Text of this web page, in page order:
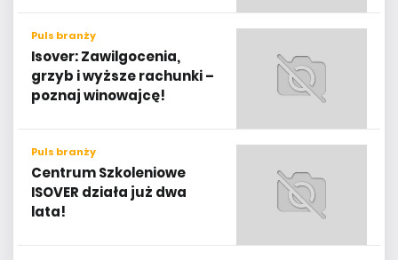
Puls branży
Isover: Zawilgocenia,
grzyb i wyższe rachunki –
poznaj winowajcę!
Puls branży
Centrum Szkoleniowe
ISOVER działa już dwa
lata!